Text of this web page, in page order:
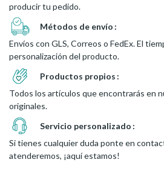
producir tu pedido.
Métodos de envío
Envíos con GLS, Correos o FedEx. El
personalización del producto.
Productos propios
Todos los artículos que encontrarás en
originales.
Servicio personalizado
Si tienes cualquier duda ponte en
atenderemos, ¡aquí estamos!